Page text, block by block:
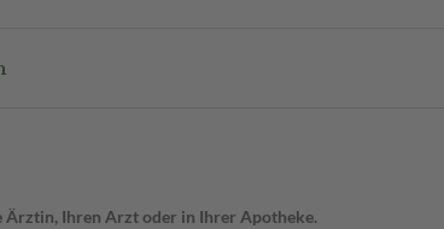
Ärztin, Ihren Arzt oder in Ihrer Apotheke.